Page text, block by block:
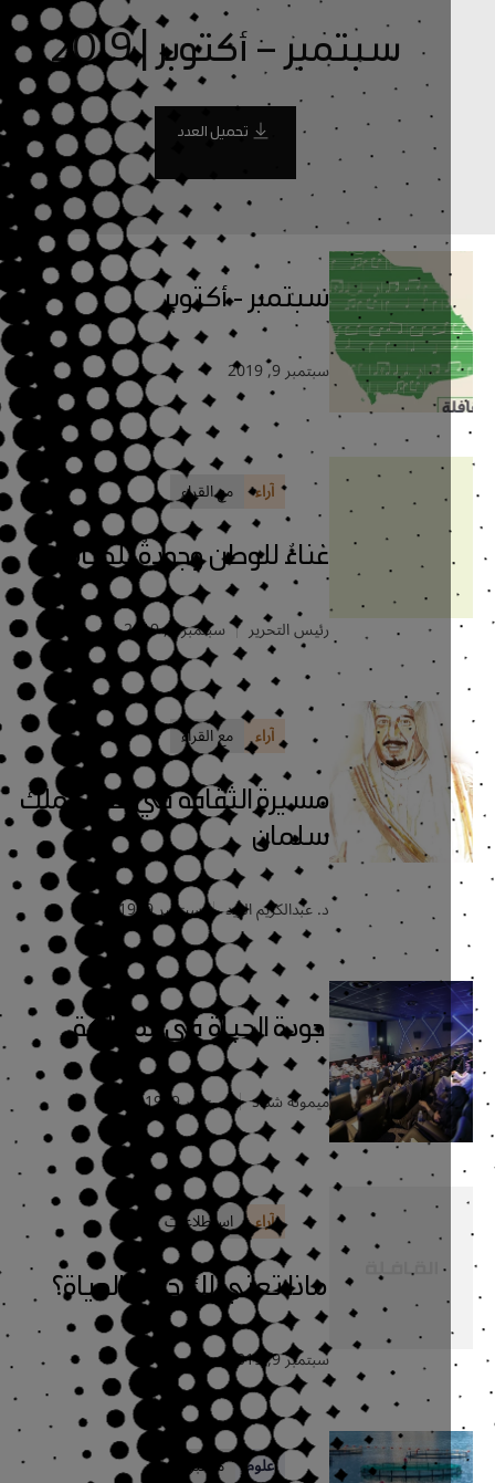
سبتمبر – أكتوبر | 2019
تحميل العدد
سبتمبر - أكتوبر
سبتمبر 9, 2019
آراء مع القراء
غناءٌ للوطن وجودةٌ للحياة
رئيس التحرير سبتمبر 9, 2019
آراء مع القراء
مسيرة الثقافة في عهد الملك
سلمان
د. عبدالكريم الزيد سبتمبر 9, 2019
جودة الحياة في المملكة..
ميمونة شداد سبتمبر 9, 2019
آراء استطلاعات
ماذا تعني لك جودة الحياة؟
سبتمبر 9, 2019
علوم مختبر